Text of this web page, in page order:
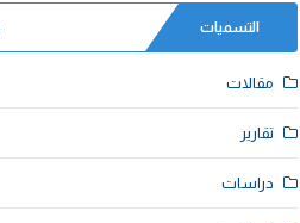
التسميات
مقالات
تقارير
دراسات